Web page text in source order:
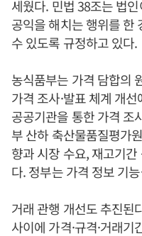
세웠다. 민법 38조는 법
공익을 해치는 행위를 한
수 있도록 규정하고 있다.
농식품부는 가격 담합의
가격 조사·발표 체계 개
공공기관을 통한 가격 조
부 산하 축산물품질평가
향과 시장 수요, 재고기
다. 정부는 가격 정보 기
거래 관행 개선도 추진된
사이에 가격·규격·거래